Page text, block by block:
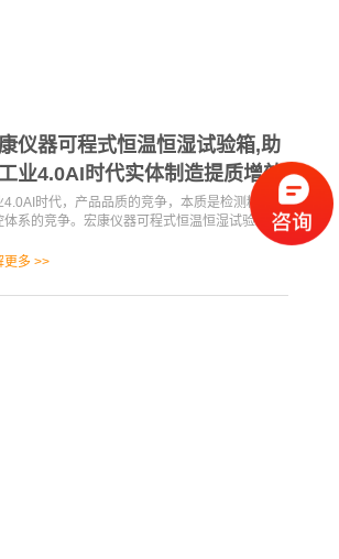
仪器可程式恒温恒湿试验箱,助
业4.0AI时代实体制造提质增效
4.0AI时代，产品品质的竞争，本质是检测精度与
体系的竞争。宏康仪器可程式恒温恒湿试验箱，
准、智能、稳定、高效、可靠的核心优势，打破
检测瓶颈，助力制造企业实现检测标准化、质控
高质量智造升级！
更多 >>